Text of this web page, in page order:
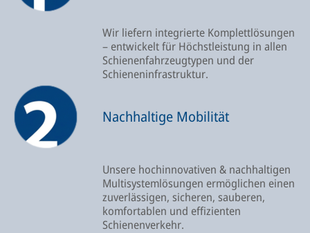
Wir liefern integrierte Komplettlösungen
– entwickelt für Höchstleistung in allen
Schienenfahrzeugtypen und der
Schieneninfrastruktur.
Nachhaltige Mobilität
Unsere hochinnovativen & nachhaltigen
Multisystemlösungen ermöglichen einen
zuverlässigen, sicheren, sauberen,
komfortablen und effizienten
Schienenverkehr.